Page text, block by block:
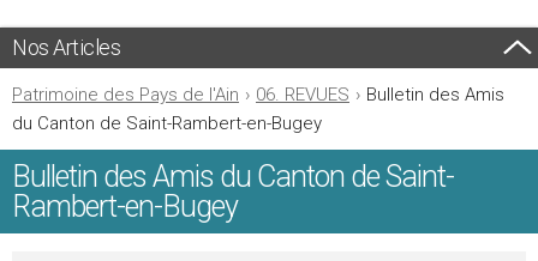
Nos Articles
Patrimoine des Pays de l'Ain › 06. REVUES › Bulletin des Amis
du Canton de Saint-Rambert-en-Bugey
Bulletin des Amis du Canton de Saint-
Rambert-en-Bugey